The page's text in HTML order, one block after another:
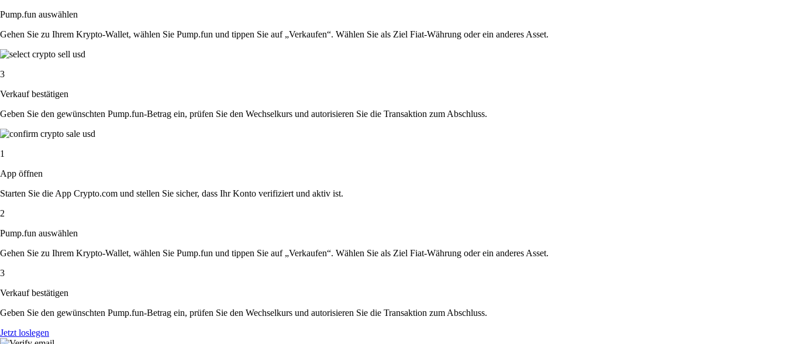
Pump.fun auswählen
Gehen Sie zu Ihrem Krypto-Wallet, wählen Sie Pump.fun und tippen Sie auf „Verkaufen“. Wählen Sie als Ziel Fiat-Währung oder ein anderes Asset.
3
Verkauf bestätigen
Geben Sie den gewünschten Pump.fun-Betrag ein, prüfen Sie den Wechselkurs und autorisieren Sie die Transaktion zum Abschluss.
1
App öffnen
Starten Sie die App Crypto.com und stellen Sie sicher, dass Ihr Konto verifiziert und aktiv ist.
2
Pump.fun auswählen
Gehen Sie zu Ihrem Krypto-Wallet, wählen Sie Pump.fun und tippen Sie auf „Verkaufen“. Wählen Sie als Ziel Fiat-Währung oder ein anderes Asset.
3
Verkauf bestätigen
Geben Sie den gewünschten Pump.fun-Betrag ein, prüfen Sie den Wechselkurs und autorisieren Sie die Transaktion zum Abschluss.
Jetzt loslegen